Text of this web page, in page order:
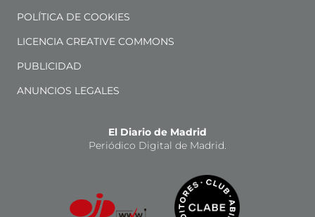
POLÍTICA DE COOKIES
LICENCIA CREATIVE COMMONS
PUBLICIDAD
ANUNCIOS LEGALES
El Diario de Madrid
Periódico Digital de Madrid.